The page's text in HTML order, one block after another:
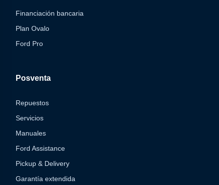
Financiación bancaria
Plan Ovalo
Ford Pro
Posventa
Repuestos
Servicios
Manuales
Ford Assistance
Pickup & Delivery
Garantía extendida